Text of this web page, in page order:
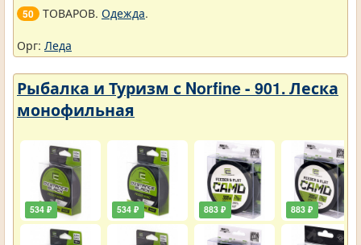
50 ТОВАРОВ. Одежда.
Орг: Леда
Рыбалка и Туризм с Norfine - 901. Леска
монофильная
534 ₽ 534 ₽ 883 ₽ 883 ₽